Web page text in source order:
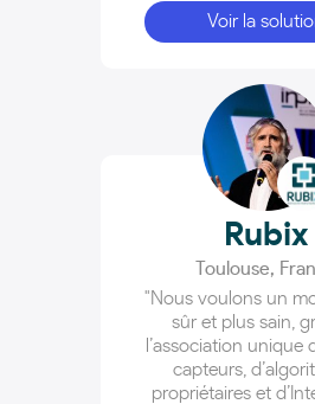
Voir la
Rubix
Toulouse,
"Nous voulons un
sûr et plus sain,
l’association unique
capteurs,
propriétaires et